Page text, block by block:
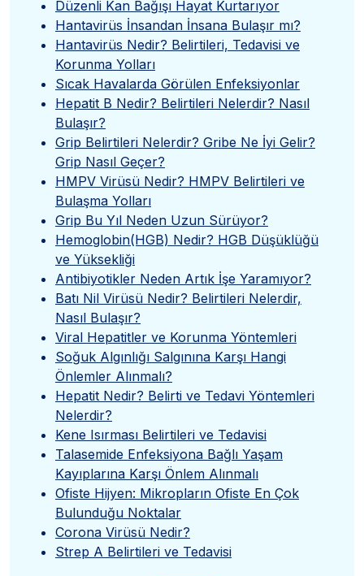
Düzenli Kan Bağışı Hayat Kurtarıyor
Hantavirüs İnsandan İnsana Bulaşır mı?
Hantavirüs Nedir? Belirtileri, Tedavisi ve
Korunma Yolları
Sıcak Havalarda Görülen Enfeksiyonlar
Hepatit B Nedir? Belirtileri Nelerdir? Nasıl
Bulaşır?
Grip Belirtileri Nelerdir? Gribe Ne İyi Gelir?
Grip Nasıl Geçer?
HMPV Virüsü Nedir? HMPV Belirtileri ve
Bulaşma Yolları
Grip Bu Yıl Neden Uzun Sürüyor?
Hemoglobin(HGB) Nedir? HGB Düşüklüğü
ve Yüksekliği
Antibiyotikler Neden Artık İşe Yaramıyor?
Batı Nil Virüsü Nedir? Belirtileri Nelerdir,
Nasıl Bulaşır?
Viral Hepatitler ve Korunma Yöntemleri
Soğuk Algınlığı Salgınına Karşı Hangi
Önlemler Alınmalı?
Hepatit Nedir? Belirti ve Tedavi Yöntemleri
Nelerdir?
Kene Isırması Belirtileri ve Tedavisi
Talasemide Enfeksiyona Bağlı Yaşam
Kayıplarına Karşı Önlem Alınmalı
Ofiste Hijyen: Mikropların Ofiste En Çok
Bulunduğu Noktalar
Corona Virüsü Nedir?
Strep A Belirtileri ve Tedavisi